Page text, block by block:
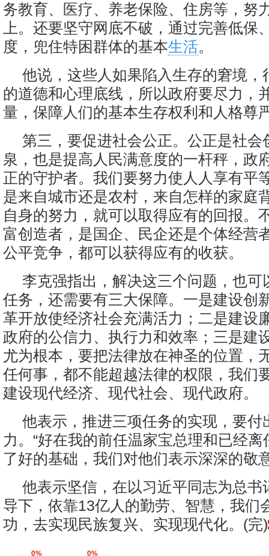
务教育、医疗、养老保险、住房等，努
上。还要坚守网底不破，通过完善低保
度，兜住特困群体的基本生活。
他说，这些人如果陷入生存的窘境，
的道德和心理底线，所以政府要尽力，
量，保障人们的基本生存权利和人格尊
第三，要促进社会公正。公正是社会
泉，也是提高人民满意度的一杆秤，政
正的守护者。我们要努力使人人享有平
是来自城市还是农村，来自怎样的家庭
自身的努力，就可以取得应有的回报。
富创造者，是国企、民企还是个体经营
公平竞争，都可以获得应有的收获。
李克强指出，解决这三个问题，也可
任务，还需要有三大保障。一是建设创
革开放使经济社会充满活力；二是建设
政府的公信力、执行力和效率；三是建
尤为根本，要把法律放在神圣的位置，
任何事，都不能超越法律的权限，我们
建设现代经济、现代社会、现代政府。
他表示，推进三项任务的实现，要付
力。“好在我的前任温家宝总理和已经
了好的基础，我们对他们表示深深的敬
他表示坚信，在以习近平同志为总书
导下，依靠13亿人的勤劳、智慧，我们
功，去实现民族复兴、实现现代化。(完)
0% 0%